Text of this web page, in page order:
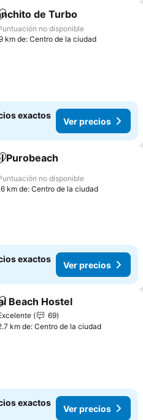
a favoritos
de Turbo
no disponible
km de: Centro de la ciudad
exactos
Ver precios
a favoritos
Purobeach
no disponible
km de: Centro de la ciudad
exactos
Ver precios
a favoritos
Beach Hostel
69
km de: Centro de la ciudad
exactos
Ver precios